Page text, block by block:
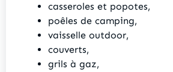
casseroles et popotes,
poêles de camping,
vaisselle outdoor,
couverts,
grils à gaz,